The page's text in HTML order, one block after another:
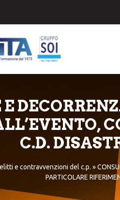
C.D.
e contravvenzioni del c.p. »
PARTICOLARE